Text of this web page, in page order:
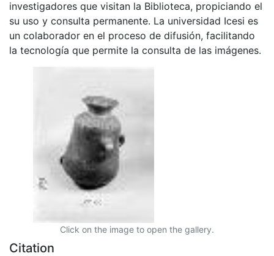
investigadores que visitan la Biblioteca, propiciando el
su uso y consulta permanente. La universidad Icesi es
un colaborador en el proceso de difusión, facilitando
la tecnología que permite la consulta de las imágenes.
Click on the image to open the gallery.
Citation